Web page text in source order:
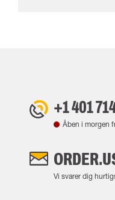
+1 401
Åben i morgen
Vi svarer dig